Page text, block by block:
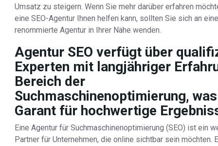
Umsatz zu steigern. Wenn Sie mehr darüber erfahren
eine SEO-Agentur Ihnen helfen kann, sollten Sie sich an eine
renommierte Agentur in Ihrer Nähe wenden.
Agentur SEO verfügt über
Experten mit langjähriger
Bereich der
Suchmaschinenoptimierung,
Garant für hochwertige
Eine Agentur für Suchmaschinenoptimierung (SEO) ist ein
Partner für Unternehmen, die online sichtbar sein möchten.